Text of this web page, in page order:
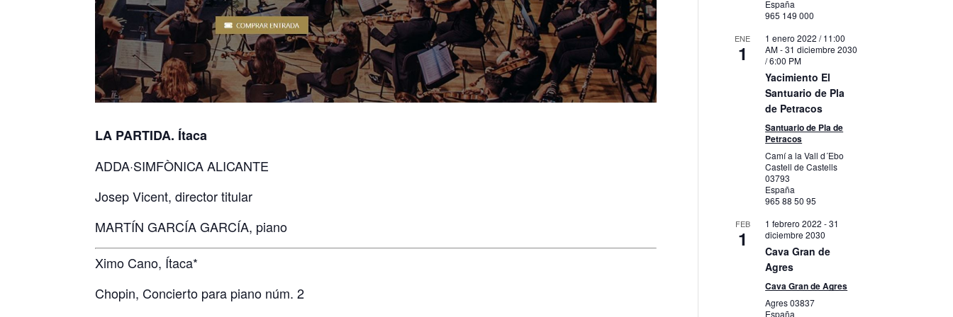
LA PARTIDA. Ítaca
ADDA·SIMFÒNICA ALICANTE
Josep Vicent, director titular
MARTÍN GARCÍA GARCÍA, piano
Ximo Cano, Ítaca*
Chopin, Concierto para piano núm. 2
España
965 149 000
ENE
1
1 enero 2022 / 11:00
AM-31 diciembre 2030
/ 6:00 PM
Yacimiento El
Santuario de Pla
de Petracos
Santuario de Pla de
Petracos
Camí a la Vall d´Ebo
Castell de Castells
03793
España
965 88 50 95
FEB
1
1 febrero 2022 -31
diciembre 2030
Cava Gran de
Agres
Cava Gran de Agres
Agres03837
España